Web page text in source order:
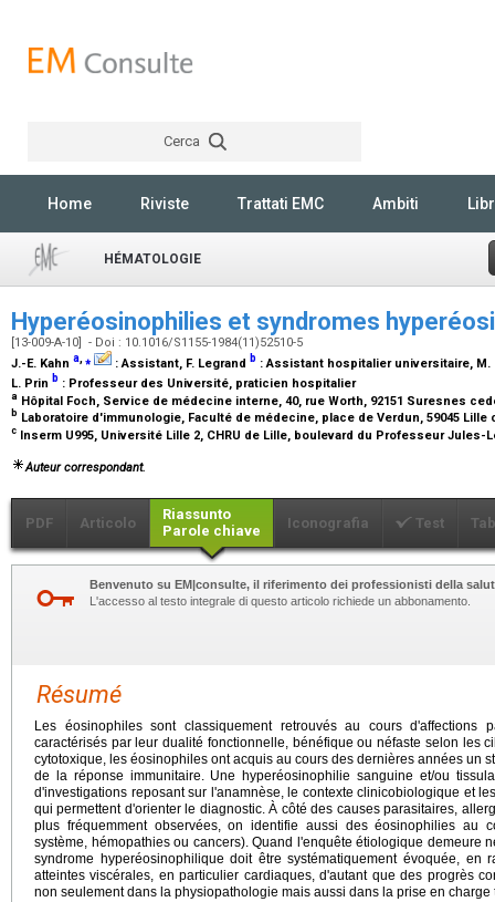
Cerca
Home Riviste Trattati EMC Ambiti
HÉMATOLOGIE
Hyperéosinophilies et syndromes
[13-009-A-10] - Doi : 10.1016/S1155-1984(11)52510-5
J.-E. Kahn a,⁎ :Assistant, F. Legrand b :Assistant hospitalier universitaire,
L. Prin b : Professeur des Université, praticien hospitalier
a Hôpital Foch, Service de médecine interne, 40, rue Worth, 92151 Suresnes
b Laboratoire d'immunologie, Faculté de médecine, place de Verdun, 59045 Lille
c Inserm U995, Université Lille 2, CHRU de Lille, boulevard du Professeur Jules-
Auteur correspondant.
PDF Articolo
Riassunto
Parole chiave
Iconografia Test
Benvenuto su EM|consulte, il riferimento dei professionisti della
L'accesso al testo integrale di questo articolo richiede un abbonamento.
Résumé
Les éosinophiles sont classiquement retrouvés au cours d'affections
caractérisés par leur dualité fonctionnelle, bénéfique ou néfaste selon les
cytotoxique, les éosinophiles ont acquis au cours des dernières années un
de la réponse immunitaire. Une hyperéosinophilie sanguine et/ou
d'investigations reposant sur l'anamnèse, le contexte clinicobiologique et
qui permettent d'orienter le diagnostic. À côté des causes parasitaires,
plus fréquemment observées, on identifie aussi des éosinophilies au
système, hémopathies ou cancers). Quand l'enquête étiologique demeure
syndrome hyperéosinophilique doit être systématiquement évoquée,
atteintes viscérales, en particulier cardiaques, d'autant que des progrès
non seulement dans la physiopathologie mais aussi dans la prise en